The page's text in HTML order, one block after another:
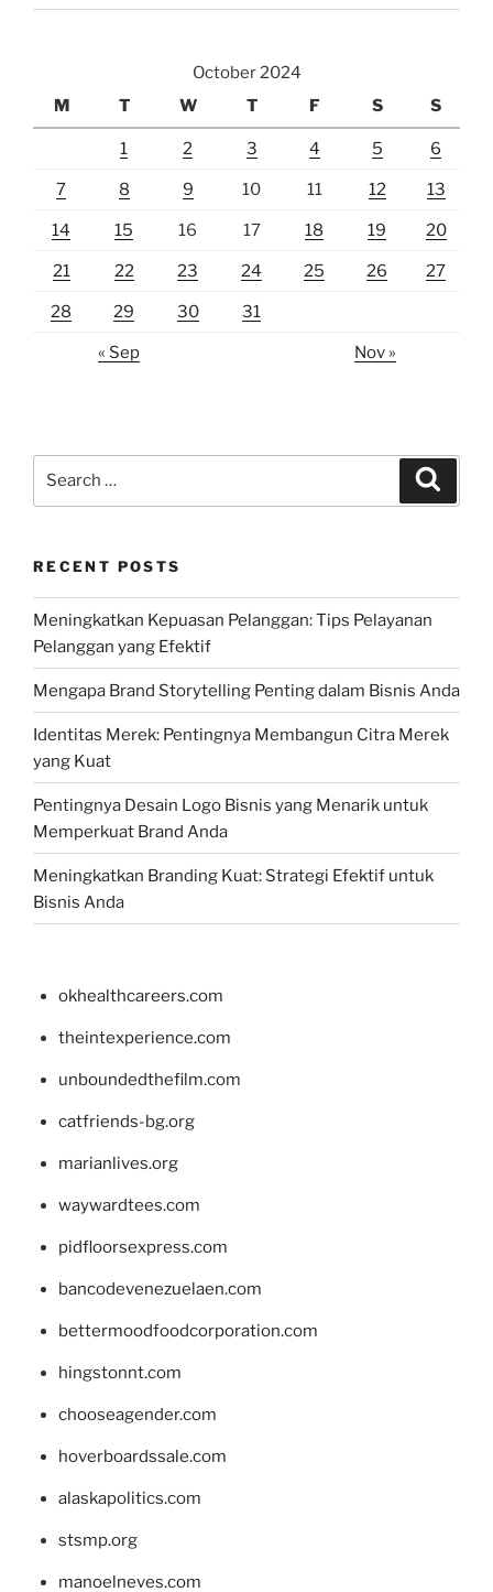
October 2024
M
T W T F S S
1 2 3 4 5 6
7 8 9 10 11 12 13
14 15 16 17 18 19 20
21 22 23 24 25 26 27
28 29 30 31
« Sep Nov »
RECENT POSTS
Meningkatkan Kepuasan Pelanggan: Tips Pelayanan
Pelanggan yang Efektif
Mengapa Brand Storytelling Penting dalam Bisnis Anda
Identitas Merek: Pentingnya Membangun Citra Merek
yang Kuat
Pentingnya Desain Logo Bisnis yang Menarik untuk
Memperkuat Brand Anda
Meningkatkan Branding Kuat: Strategi Efektif untuk
Bisnis Anda
okhealthcareers.com
theintexperience.com
unboundedthefilm.com
catfriends-bg.org
marianlives.org
waywardtees.com
pidfloorsexpress.com
bancodevenezuelaen.com
bettermoodfoodcorporation.com
hingstonnt.com
chooseagender.com
hoverboardssale.com
alaskapolitics.com
stsmp.org
manoelneves.com